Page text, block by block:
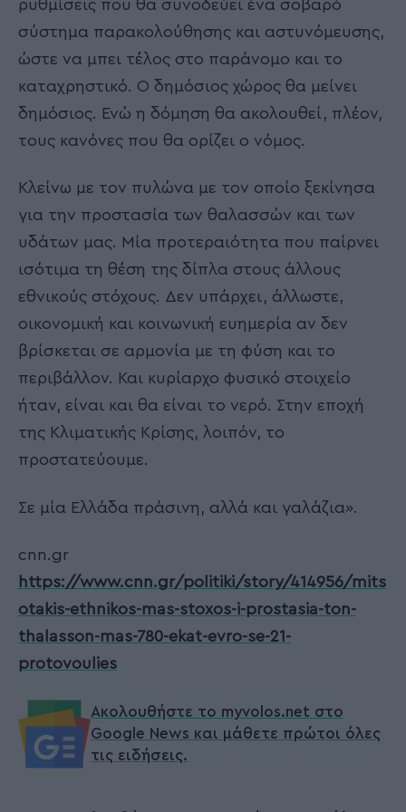
ρυθμίσεις που θα συνοδεύει ένα σοβαρό
σύστημα παρακολούθησης και αστυνόμευσης,
ώστε να μπει τέλος στο παράνομο και το
καταχρηστικό. Ο δημόσιος χώρος θα μείνει
δημόσιος. Ενώ η δόμηση θα ακολουθεί, πλέον,
τους κανόνες που θα ορίζει ο νόμος.
Κλείνω με τον πυλώνα με τον οποίο ξεκίνησα
για την προστασία των θαλασσών και των
υδάτων μας. Μία προτεραιότητα που παίρνει
ισότιμα τη θέση της δίπλα στους άλλους
εθνικούς στόχους. Δεν υπάρχει, άλλωστε,
οικονομική και κοινωνική ευημερία αν δεν
βρίσκεται σε αρμονία με τη φύση και το
περιβάλλον. Και κυρίαρχο φυσικό στοιχείο
ήταν, είναι και θα είναι το νερό. Στην εποχή
της Κλιματικής Κρίσης, λοιπόν, το
προστατεύουμε.
Σε μία Ελλάδα πράσινη, αλλά και γαλάζια».
cnn.gr
https://www.cnn.gr/politiki/story/414956/mits
otakis-ethnikos-mas-stoxos-i-prostasia-ton-
thalasson-mas-780-ekat-evro-se-21-
protovoulies
Ακολουθήστε το myvolos.net στο
Google News και μάθετε πρώτοι όλες
τις ειδήσεις.